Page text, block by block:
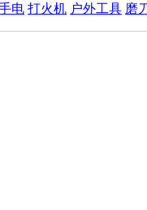
电 打火机 户外工具 磨